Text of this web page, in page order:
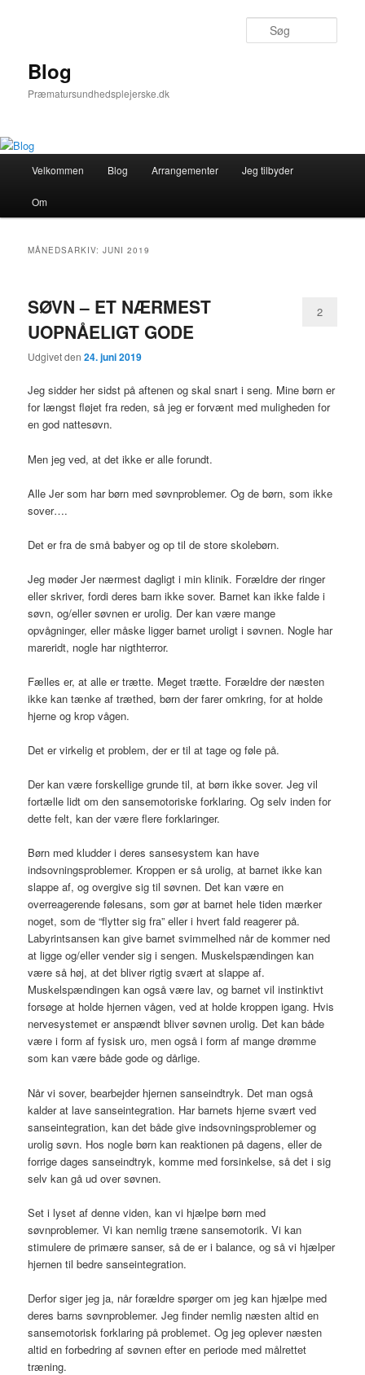
Blog
Præmatursundhedsplejerske.dk
Velkommen Blog Arrangementer Jeg tilbyder
Om
MÅNEDSARKIV:JUNI 2019
SØVN – ET NÆRMEST
UOPNÅELIGT GODE
Udgivet den24. juni 2019
2
Jeg sidder her sidst på aftenen og skal snart i seng. Mine børn er
for længst fløjet fra reden, så jeg er forvænt med muligheden for
en god nattesøvn.
Men jeg ved, at det ikke er alle forundt.
Alle Jer som har børn med søvnproblemer. Og de børn, som ikke
sover….
Det er fra de små babyer og op til de store skolebørn.
Jeg møder Jer nærmest dagligt i min klinik. Forældre der ringer
eller skriver, fordi deres barn ikke sover. Barnet kan ikke falde i
søvn, og/eller søvnen er urolig. Der kan være mange
opvågninger, eller måske ligger barnet uroligt i søvnen. Nogle har
mareridt, nogle har nigthterror.
Fælles er, at alle er trætte. Meget trætte. Forældre der næsten
ikke kan tænke af træthed, børn der farer omkring, for at holde
hjerne og krop vågen.
Det er virkelig et problem, der er til at tage og føle på.
Der kan være forskellige grunde til, at børn ikke sover. Jeg vil
fortælle lidt om den sansemotoriske forklaring. Og selv inden for
dette felt, kan der være flere forklaringer.
Børn med kludder i deres sansesystem kan have
indsovningsproblemer. Kroppen er så urolig, at barnet ikke kan
slappe af, og overgive sig til søvnen. Det kan være en
overreagerende følesans, som gør at barnet hele tiden mærker
noget, som de “flytter sig fra” eller i hvert fald reagerer på.
Labyrintsansen kan give barnet svimmelhed når de kommer ned
at ligge og/eller vender sig i sengen. Muskelspændingen kan
være så høj, at det bliver rigtig svært at slappe af.
Muskelspændingen kan også være lav, og barnet vil instinktivt
forsøge at holde hjernen vågen, ved at holde kroppen igang. Hvis
nervesystemet er anspændt bliver søvnen urolig. Det kan både
være i form af fysisk uro, men også i form af mange drømme
som kan være både gode og dårlige.
Når vi sover, bearbejder hjernen sanseindtryk. Det man også
kalder at lave sanseintegration. Har barnets hjerne svært ved
sanseintegration, kan det både give indsovningsproblemer og
urolig søvn. Hos nogle børn kan reaktionen på dagens, eller de
forrige dages sanseindtryk, komme med forsinkelse, så det i sig
selv kan gå ud over søvnen.
Set i lyset af denne viden, kan vi hjælpe børn med
søvnproblemer. Vi kan nemlig træne sansemotorik. Vi kan
stimulere de primære sanser, så de er i balance, og så vi hjælper
hjernen til bedre sanseintegration.
Derfor siger jeg ja, når forældre spørger om jeg kan hjælpe med
deres barns søvnproblemer. Jeg finder nemlig næsten altid en
sansemotorisk forklaring på problemet. Og jeg oplever næsten
altid en forbedring af søvnen efter en periode med målrettet
træning.